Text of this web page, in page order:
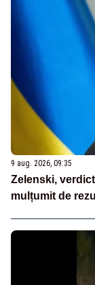
9 aug. 2026, 09:35
Zelenski,
mulțumit de